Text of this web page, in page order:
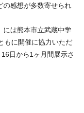
の感想が多数寄せられ
には熊本市立武蔵中学
もに開催に協力いただ
日から1ヶ月間展示さ